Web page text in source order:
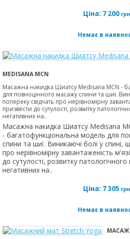
Ціна: 7 200
Немає в
MEDISANA MCN
Масажна накидка Шиатсу Medisana MCN -
для повноцінного масажу спини та шиї.
попереку свідчать про нерівномірну
призвести до сутулості, розвитку
негативних на..
Масажна накидка Шиатсу Medisana
- багатофункціональна модель для
спини та шиї. Виникаючі болі у спині,
про нерівномірну завантаженість
до сутулості, розвитку патологічного
негативних на..
Ціна: 7 305
Немає в